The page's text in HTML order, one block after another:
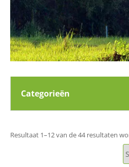
Categorieën
Resultaat 1–12 van de 44 resultaten